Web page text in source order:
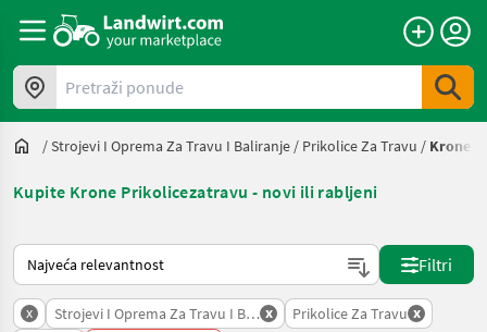
Pretraži ponude
/Strojevi I Oprema Za Travu I Baliranje / Prikolice Za Travu / Krone
Kupite Krone Prikolicezatravu - novi ili rabljeni
Tako se sortira na Landwirt.com
Filtri
x Strojevi I Oprema Za Travu I Baliranje
x Prikolice Za Travu x